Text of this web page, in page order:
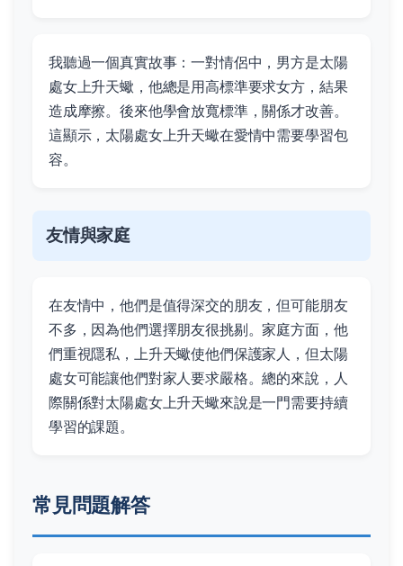
我聽過一個真實故事：一對情侶中，男方是太陽
處女上升天蠍，他總是用高標準要求女方，結果
造成摩擦。後來他學會放寬標準，關係才改善。
這顯示，太陽處女上升天蠍在愛情中需要學習包
容。
友情與家庭
在友情中，他們是值得深交的朋友，但可能朋友
不多，因為他們選擇朋友很挑剔。家庭方面，他
們重視隱私，上升天蠍使他們保護家人，但太陽
處女可能讓他們對家人要求嚴格。總的來說，人
際關係對太陽處女上升天蠍來說是一門需要持續
學習的課題。
常見問題解答